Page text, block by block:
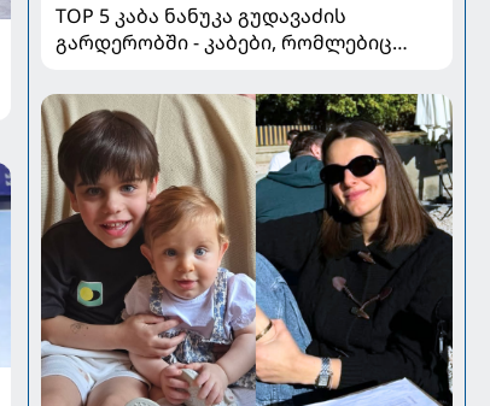
TOP 5 კაბა ნანუკა გუდავაძის
გარდერობში - კაბები, რომლებიც